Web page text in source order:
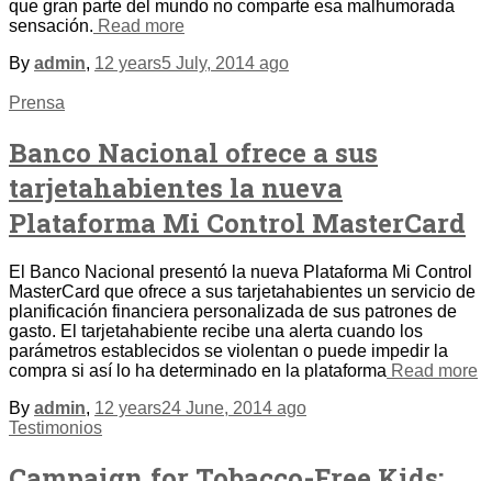
que gran parte del mundo no comparte esa malhumorada
sensación. Read more
By admin, 12 years5 July, 2014 ago
Prensa
Banco Nacional ofrece a sus
tarjetahabientes la nueva
Plataforma Mi Control MasterCard
El Banco Nacional presentó la nueva Plataforma Mi Control
MasterCard que ofrece a sus tarjetahabientes un servicio de
planificación financiera personalizada de sus patrones de
gasto. El tarjetahabiente recibe una alerta cuando los
parámetros establecidos se violentan o puede impedir la
compra si así lo ha determinado en la plataforma Read more
By admin, 12 years24 June, 2014 ago
Testimonios